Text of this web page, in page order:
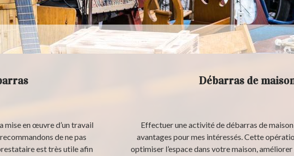
mise en œuvre d’un travail
de ne pas
est très utile afin
Débarras de
Effectuer une activité de débarras de maison
avantages pour mes intéressés. Cette
optimiser l’espace dans votre maison,